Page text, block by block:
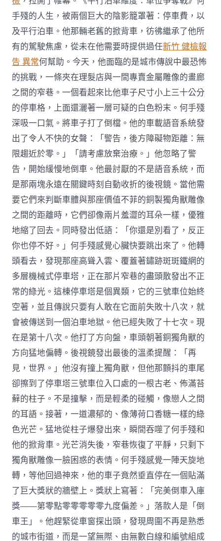
手殘的人生，被兩個巨大的陰影籠罩著：停車費，以
及平行泊車。他那輛老舊的掀背車，彷彿繼承了他所
有的駕駛焦慮，從未在他需要時提供過任新竹 健檢報
告 異常何幫助。今天，他面臨的是城市傳說中最恐怖
的挑戰，一條夾在理髮店與一間專賣金屬雕像的畫廊
之間的窄巷。一個看起來比他車子尺寸小上三十公分
的停車格，上面還灑著一層可疑的白色粉末。何手殘
深吸一口氣。將車子打了倒檔。他的車載語音系統發
出了令人不快的女聲：「警告，後方障礙物距離：無
限趨近於零。」「請考慮放棄治療。」他忽略了警
告，開始緩慢地倒車。他最討厭的不是語音系統，而
是那兩塊永遠在關鍵時刻自動收折的後視鏡。當他需
要它們來判斷車體與那座價值不菲的銅製獨角獸雕像
之間的距離時，它們卻像兩片羞澀的耳朵一樣，優雅
地縮了回去。同時發出低語：「你還是別看了，反正
你也停不好。」何手殘感覺心臟快要跳出來了。他轉
頭看去，發現那座高聳入雲、覆蓋著鏽跡斑斑鐵網的
多層機械式停車塔，正在那片窄巷的盡頭散發出不正
常的綠光。這棟停車塔是個異類，它的三號車位始終
空著，並且傳說只要有人敢在它面前失敗十八次，就
會被傳送到一個泊車地獄。他已經失敗了十七次。現
在是第十八次。他打了方向盤，車頭朝著銅獨角獸的
方向猛地偏轉。後視鏡發出最後的溫柔提醒：「再
見，世界。」他沒有撞上獨角獸，但他那顫抖的車尾
卻擦到了停車塔三號車位入口處的一根古老、佈滿苔
蘚的柱子。不是撞擊，而是輕柔的碰觸，像戀人之間
的耳語。接著，一道濃郁的、像薄荷口香糖一樣的綠
色光芒。猛地從柱子爆發出來，瞬間吞噬了何手殘和
他的掀背車。光芒消失後，窄巷恢復了平靜，只剩下
獨角獸雕像一臉困惑的表情。何手殘感覺一陣天旋地
轉，等他回過神來，他的車子竟然垂直停在一個貼滿
了巨大獎狀的牆壁上。獎狀上寫著：「完美倒車入庫
獎——第零點零零零零零九度偏差。」落款人是「倒
車王」。他趕緊從車窗探出頭，發現周圍不再是熟悉
的城市街道，而是一望無際、由無數白線和編號組成